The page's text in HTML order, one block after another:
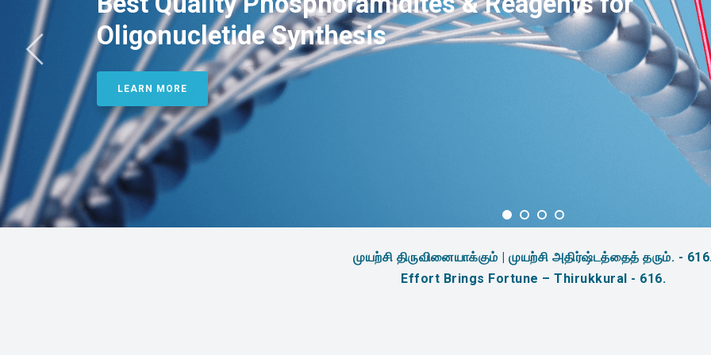
Oligonucletide Synthesis
LEARN MORE
முயற்சி திருவினையாக்கும் | முயற்சி அதிர்ஷ்டத்தைத் தரும். -
Effort Brings Fortune – Thirukkural - 616.